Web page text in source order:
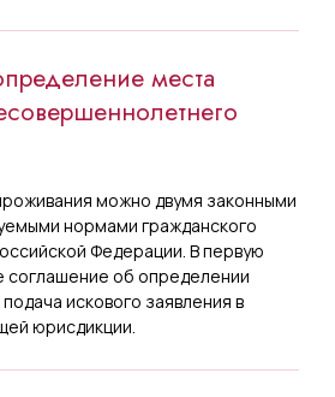
места
можно двумя законными
нормами гражданского
Федерации. В первую
соглашение об определении
искового заявления в
юрисдикции.